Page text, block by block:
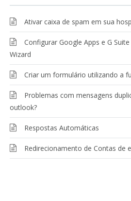
Ativar caixa de spam em sua
Configurar Google Apps e G
Wizard
Criar um formulário utilizando a
Problemas com mensagens
outlook?
Respostas Automáticas
Redirecionamento de Contas de